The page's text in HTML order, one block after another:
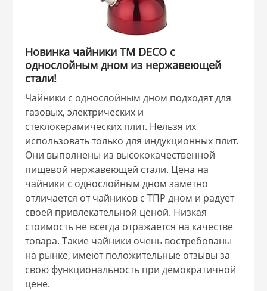
Новинка чайники ТМ DECO с
однослойным дном из нержавеющей
стали!
Чайники с однослойным дном подходят для
газовых, электрических и
стеклокерамических плит. Нельзя их
использовать только для индукционных плит.
Они выполнены из высококачественной
пищевой нержавеющей стали. Цена на
чайники с однослойным дном заметно
отличается от чайников с ТПР дном и радует
своей привлекательной ценой. Низкая
стоимость не всегда отражается на качестве
товара. Такие чайники очень востребованы
на рынке, имеют положительные отзывы за
свою функциональность при демократичной
цене.